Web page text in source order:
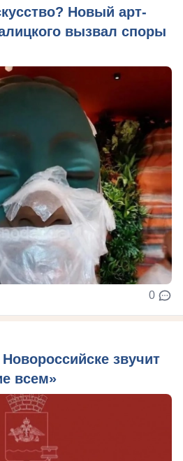
Новый арт-
вызвал споры
0
звучит
всем»